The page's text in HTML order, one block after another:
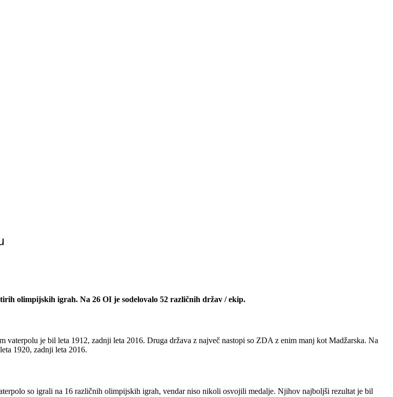
olimpijskih igrah. Na 26 OI je sodelovalo 52 različnih držav / ekip.
je bil leta 1912, zadnji leta 2016. Druga država z največ nastopi so ZDA z enim manj kot Madžarska. Na
1920, zadnji leta 2016.
so igrali na 16 različnih olimpijskih igrah, vendar niso nikoli osvojili medalje. Njihov najboljši rezultat je bil